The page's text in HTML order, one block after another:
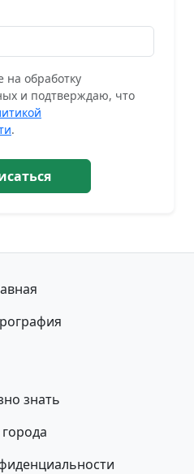
на обработку
и подтверждаю, что
.
знать